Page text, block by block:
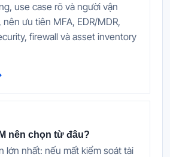
use case rõ và người vận
ưu tiên MFA, EDR/MDR,
firewall và asset inventory
nên chọn từ đâu?
lớn nhất: nếu mất kiểm soát tài